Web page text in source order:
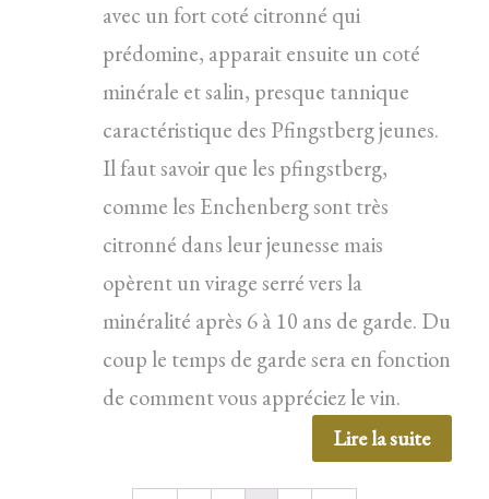
avec un fort coté citronné qui
prédomine, apparait ensuite un coté
minérale et salin, presque tannique
caractéristique des Pfingstberg jeunes.
Il faut savoir que les pfingstberg,
comme les Enchenberg sont très
citronné dans leur jeunesse mais
opèrent un virage serré vers la
minéralité après 6 à 10 ans de garde. Du
coup le temps de garde sera en fonction
de comment vous appréciez le vin.
Lire la suite